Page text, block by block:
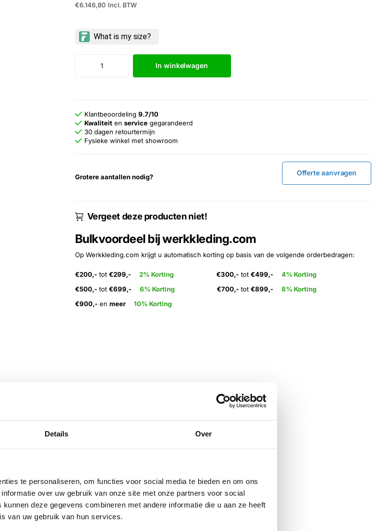
Details Over
te personaliseren, om functies voor social media te bieden en om ons
over uw gebruik van onze site met onze partners voor social
deze gegevens combineren met andere informatie die u aan ze heeft
van uw gebruik van hun services.
€6.146,80 Incl. BTW
In winkelwagen
Klantbeoordeling9.7/10
Kwaliteit enservice gegarandeerd
30 dagen retourtermijn
Fysieke winkel met showroom
Grotere aantallen nodig? Offerte aanvragen
Vergeet deze producten niet!
Bulkvoordeel bij werkkleding.com
Op Werkkleding.com krijgt u automatisch korting op basis van de volgende orderbedragen:
€200,-tot €299,- 2% Korting €300,-tot €499,-
4% Korting
€500,-tot €699,- 6% Korting €700,-tot €899,-
8% Korting
€900,-en meer 10% Korting